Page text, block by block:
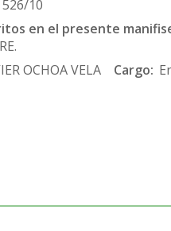
526/10
en el presente
OCHOA VELA Cargo: